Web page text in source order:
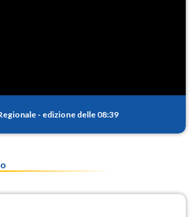
- edizione delle 08:39